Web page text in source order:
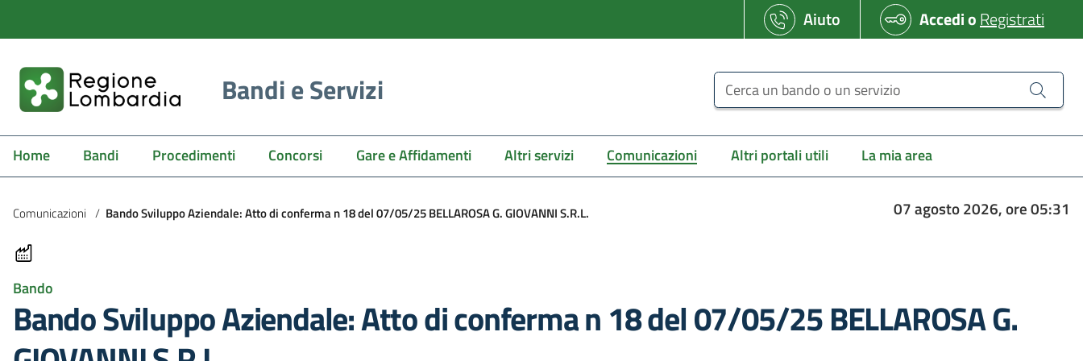
Aiuto AccedioRegistrati
Bandi e Servizi Cerca un bando o un servizio
Home Bandi Procedimenti Concorsi Gare e Affidamenti Altri servizi Comunicazioni Altri portali utili La mia area
Comunicazioni / Bando Sviluppo Aziendale: Atto di conferma n 18 del 07/05/25 BELLAROSA G. GIOVANNI S.R.L. 07 agosto 2026, ore 05:31
Bando
Bando Sviluppo Aziendale: Atto di conferma n 18 del 07/05/25 BELLAROSA G.